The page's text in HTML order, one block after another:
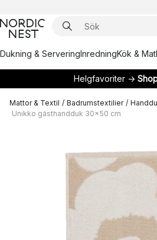
Dukning & ServeringInredningKök &
Helgfavoriter →
Mattor & Textil / Badrumstextilier /
Unikko gästhandduk 30x50 cm